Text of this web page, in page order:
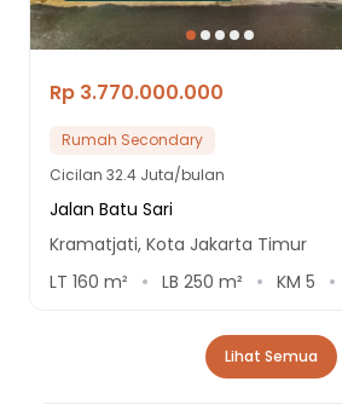
Rp 3.770.000.000
Rumah Secondary
Cicilan 32.4 Juta/bulan
Jalan Batu Sari
Kramatjati, Kota Jakarta Timur
LT 160 m² LB 250 m² KM 5
Lihat Semua